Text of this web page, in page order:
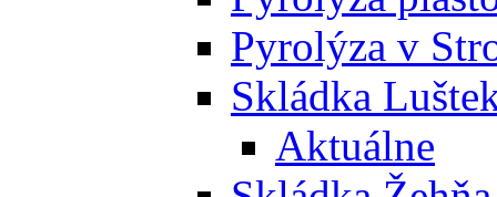
Pyrolýza v
Skládka
Aktuálne